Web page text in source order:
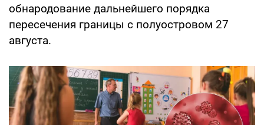
обнародование дальнейшего порядка
пересечения границы с полуостровом 27
августа.